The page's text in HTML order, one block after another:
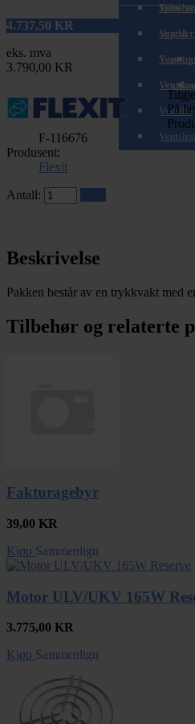
Spjeld
T-rør
4.737,50 KR
eks. mva
3.790,00 KR
På
F-116676
Produsent:
Flexit
Antall:
Beskrivelse
Pakken består av en trykkvakt med
Tilbehør og relaterte
Fakturagebyr
39,00 KR
Kjøp Sammenlign
Motor ULV/UKV 165W
3.775,00 KR
Kjøp Sammenlign